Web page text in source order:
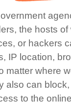
the hosts of
or hackers
IP location,
matter where
also can
to the